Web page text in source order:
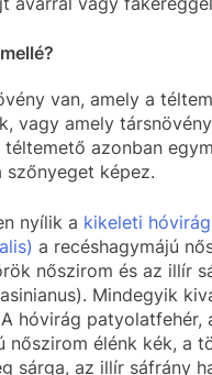
van, amely a
vagy amely
azonban
szőnyeget képez.
nyílik a kikeleti hóvirág
a recéshagymájú
nőszirom és az illír
Mindegyik
hóvirág patyolatfehér,
nőszirom élénk kék, a
sárga, az illír sáfrány